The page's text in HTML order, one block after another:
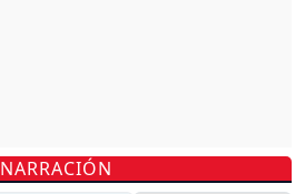
NARRACIÓN